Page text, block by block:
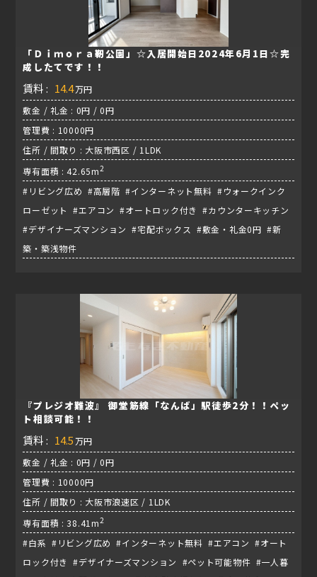
「Ｄｉｍｏｒａ靭公園」☆入居開始日2024年6月1日☆完
成したてです！！
賃料 : 14.4万円
敷金 / 礼金 : 0円 / 0円
管理費 : 10000円
住所 / 間取り : 大阪市西区 / 1LDK
専有面積 : 42.65m2
#リビング広め #高層階 #インターネット無料 #ウォークインク
ローゼット #エアコン #オートロック付き #カウンターキッチン
#デザイナーズマンション #宅配ボックス #敷金・礼金0円 #新
築・築浅物件
『プレジオ難波』 御堂筋線「なんば」駅徒歩2分！！ペッ
ト相談可能！！
賃料 : 14.5 万円
敷金 / 礼金 : 0円 / 0円
管理費 : 10000円
住所 / 間取り : 大阪市浪速区 / 1LDK
専有面積 : 38.41m2
#白系 #リビング広め #インターネット無料 #エアコン #オート
ロック付き #デザイナーズマンション #ペット可能物件 #一人暮